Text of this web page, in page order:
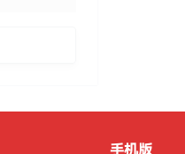
手机版